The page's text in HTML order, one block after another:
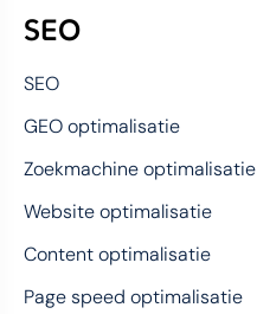
SEO
SEO
GEO optimalisatie
Zoekmachine optimalisatie
Website optimalisatie
Content optimalisatie
Page speed optimalisatie